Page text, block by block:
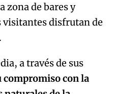
zona de bares y
visitantes disfrutan de
a través de sus
compromiso con la